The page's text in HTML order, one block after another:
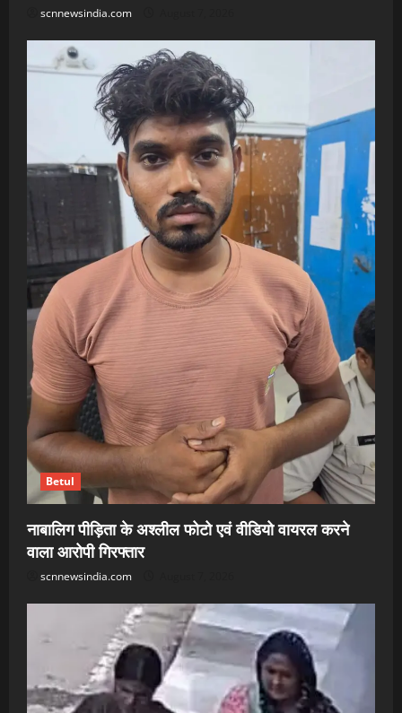
scnnewsindia.com
Betul
नाबालिग पीड़िता के अश्लील फोटो एवं वीडियो वायरल करने
वाला आरोपी गिरफ्तार
scnnewsindia.com